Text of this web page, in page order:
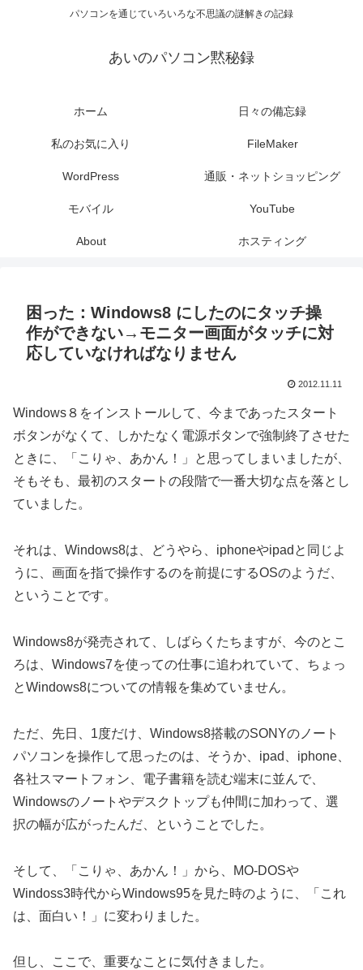
パソコンを通じていろいろな不思議の謎解きの記録
あいのパソコン黙秘録
ホーム 日々の備忘録
私のお気に入り FileMaker
WordPress 通販・ネットショッピング
モバイル YouTube
About ホスティング
困った：Windows8 にしたのにタッチ操
作ができない→モニター画面がタッチに対
応していなければなりません
2012.11.11
Windows８をインストールして、今まであったスタート
ボタンがなくて、しかたなく電源ボタンで強制終了させた
ときに、「こりゃ、あかん！」と思ってしまいましたが、
そもそも、最初のスタートの段階で一番大切な点を落とし
ていました。
それは、Windows8は、どうやら、iphoneやipadと同じよ
うに、画面を指で操作するのを前提にするOSのようだ、
ということです。
Windows8が発売されて、しばらくたちますが、今のとこ
ろは、Windows7を使っての仕事に追われていて、ちょっ
とWindows8についての情報を集めていません。
ただ、先日、1度だけ、Windows8搭載のSONYのノート
パソコンを操作して思ったのは、そうか、ipad、iphone、
各社スマートフォン、電子書籍を読む端末に並んで、
Windowsのノートやデスクトップも仲間に加わって、選
択の幅が広がったんだ、ということでした。
そして、「こりゃ、あかん！」から、MO-DOSや
Windoss3時代からWindows95を見た時のように、「これ
は、面白い！」に変わりました。
但し、ここで、重要なことに気付きました。